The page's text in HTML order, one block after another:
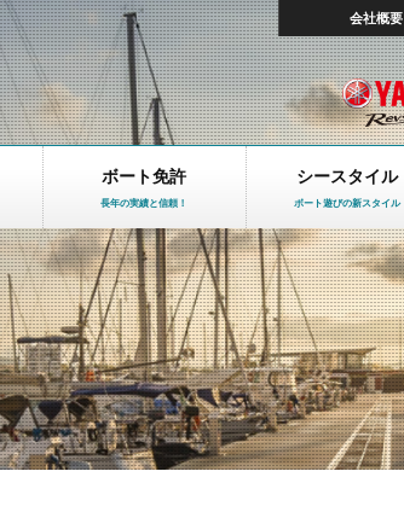
会社概要
ボート免許
長年の実績と信頼！
シースタイル
ボート遊びの新スタイル